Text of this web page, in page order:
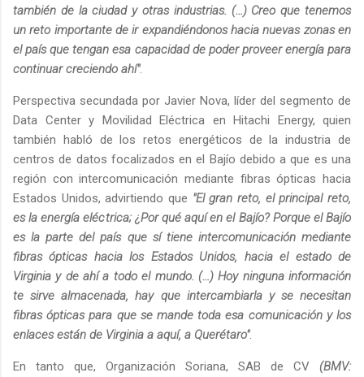
también de la ciudad y otras industrias. (…) Creo que tenemos
un reto importante de ir expandiéndonos hacia nuevas zonas en
el país que tengan esa capacidad de poder proveer energía para
continuar creciendo ahí".
Perspectiva secundada por Javier Nova, líder del segmento de
Data Center y Movilidad Eléctrica en Hitachi Energy, quien
también habló de los retos energéticos de la industria de
centros de datos focalizados en el Bajío debido a que es una
región con intercomunicación mediante fibras ópticas hacia
Estados Unidos, advirtiendo que "El gran reto, el principal reto,
es la energía eléctrica; ¿Por qué aquí en el Bajío? Porque el Bajío
es la parte del país que sí tiene intercomunicación mediante
fibras ópticas hacia los Estados Unidos, hacia el estado de
Virginia y de ahí a todo el mundo. (…) Hoy ninguna información
te sirve almacenada, hay que intercambiarla y se necesitan
fibras ópticas para que se mande toda esa comunicación y los
enlaces están de Virginia a aquí, a Querétaro".
En tanto que, Organización Soriana, SAB de CV (BMV: